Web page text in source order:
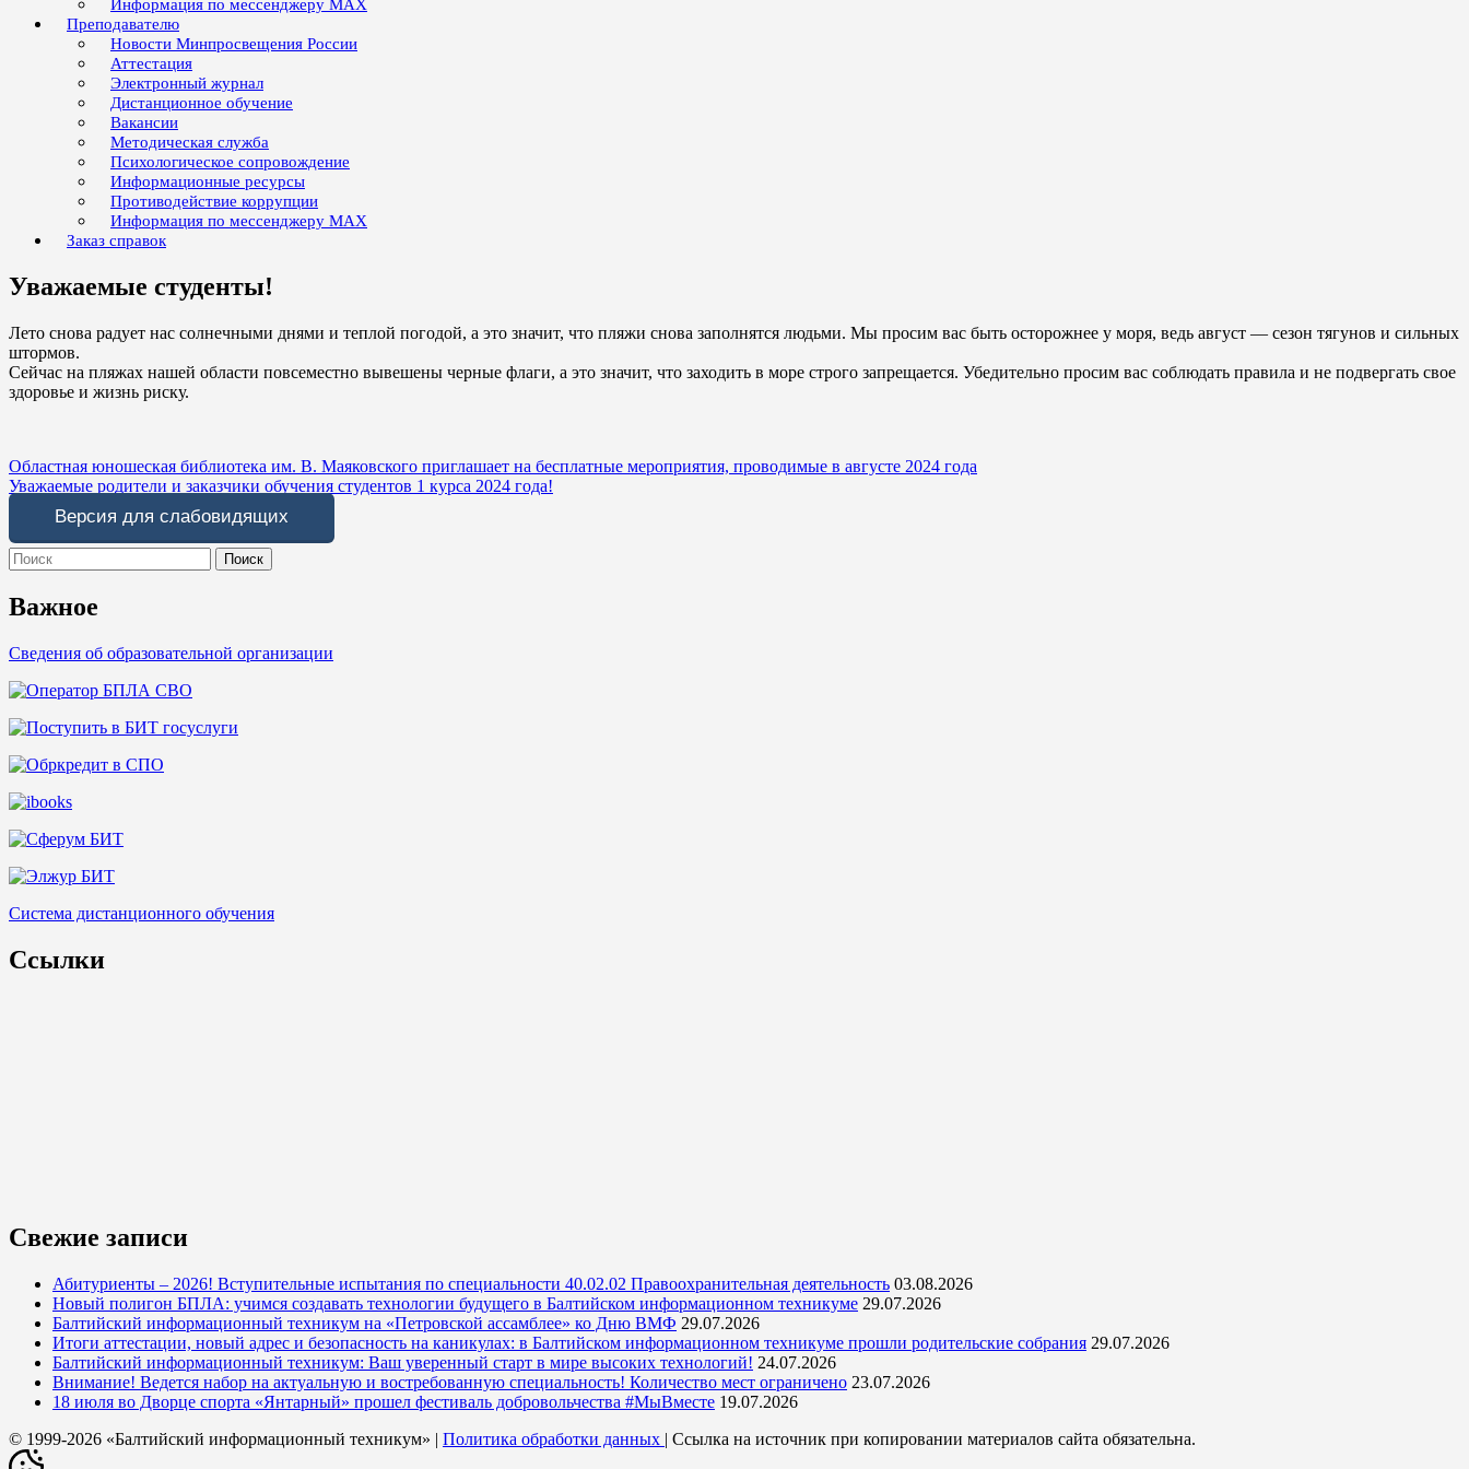
Информация по мессенджеру MAX
Преподавателю
Новости Минпросвещения России
Аттестация
Электронный журнал
Дистанционное обучение
Вакансии
Методическая служба
Психологическое сопровождение
Информационные ресурсы
Противодействие коррупции
Информация по мессенджеру MAX
Заказ справок
Уважаемые студенты!
Лето снова радует нас солнечными днями и теплой погодой, а это значит, что пляжи снова заполнятся людьми. Мы просим вас быть осторожнее у моря, ведь август — сезон тягунов и сильных
штормов.
Сейчас на пляжах нашей области повсеместно вывешены черные флаги, а это значит, что заходить в море строго запрещается. Убедительно просим вас соблюдать правила и не подвергать свое
здоровье и жизнь риску.
Навигация
по
записям
Областная юношеская библиотека им. В. Маяковского приглашает на бесплатные мероприятия, проводимые в августе 2024 года
Уважаемые родители и заказчики обучения студентов 1 курса 2024 года!
Версия для слабовидящих
Search
for:
Важное
Сведения об образовательной организации
Система дистанционного обучения
Ссылки
Свежие записи
Абитуриенты – 2026! Вступительные испытания по специальности 40.02.02 Правоохранительная деятельность 03.08.2026
Новый полигон БПЛА: учимся создавать технологии будущего в Балтийском информационном техникуме 29.07.2026
Балтийский информационный техникум на «Петровской ассамблее» ко Дню ВМФ 29.07.2026
Итоги аттестации, новый адрес и безопасность на каникулах: в Балтийском информационном техникуме прошли родительские собрания 29.07.2026
Балтийский информационный техникум: Ваш уверенный старт в мире высоких технологий! 24.07.2026
Внимание! Ведется набор на актуальную и востребованную специальность! Количество мест ограничено 23.07.2026
18 июля во Дворце спорта «Янтарный» прошел фестиваль добровольчества #МыВместе 19.07.2026
© 1999-2026 «Балтийский информационный техникум» | Политика обработки данных | Ссылка на источник при копировании материалов сайта обязательна.